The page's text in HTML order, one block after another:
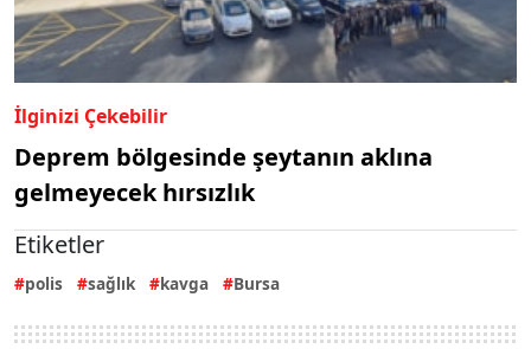
İlginizi Çekebilir
Deprem bölgesinde şeytanın aklına
gelmeyecek hırsızlık
Etiketler
polis sağlık kavga Bursa